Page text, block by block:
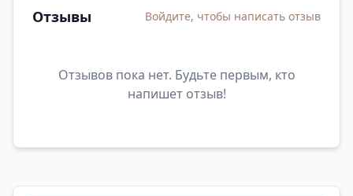
Отзывы Войдите, чтобы написать отзыв
Отзывов пока нет. Будьте первым, кто
напишет отзыв!